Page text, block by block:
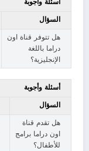
السؤال
هل تتوفر قناة اون
دراما باللغة
الإنجليزية؟
أسئلة وأجوبة
السؤال
هل تقدم قناة
اون دراما برامج
للأطفال؟